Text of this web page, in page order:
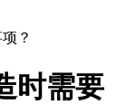
？
时需要